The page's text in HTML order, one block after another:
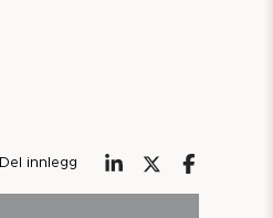
Del innlegg